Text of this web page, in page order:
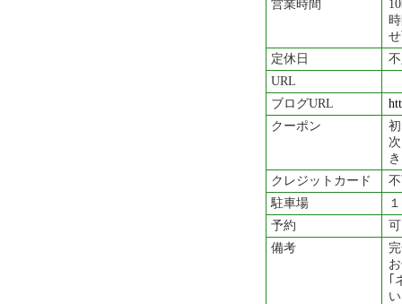
営業時間
定休日
URL
ブログURL
クーポン
クレジットカード
駐車場
予約
可
備考
｢